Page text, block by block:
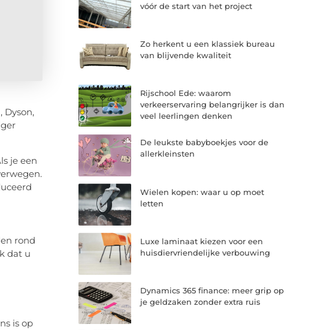
Dyson,
je een
rond
dat u
is op
vóór de start van het project
Zo herkent u een klassiek bureau
van blijvende kwaliteit
Rijschool Ede: waarom
verkeerservaring belangrijker is dan
veel leerlingen denken
De leukste babyboekjes voor de
allerkleinsten
Wielen kopen: waar u op moet
letten
Luxe laminaat kiezen voor een
huisdiervriendelijke verbouwing
Dynamics 365 finance: meer grip op
je geldzaken zonder extra ruis